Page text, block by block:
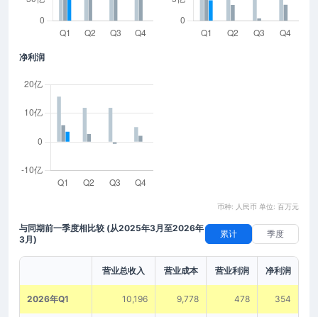
净利润
币种: 人民币 单位: 百万元
与同期前一季度相比较 (从2025年3月至2026年
3月)
累计 季度
营业总收入 营业成本 营业利润 净利润
2026年Q1 10,196 9,778 478 354